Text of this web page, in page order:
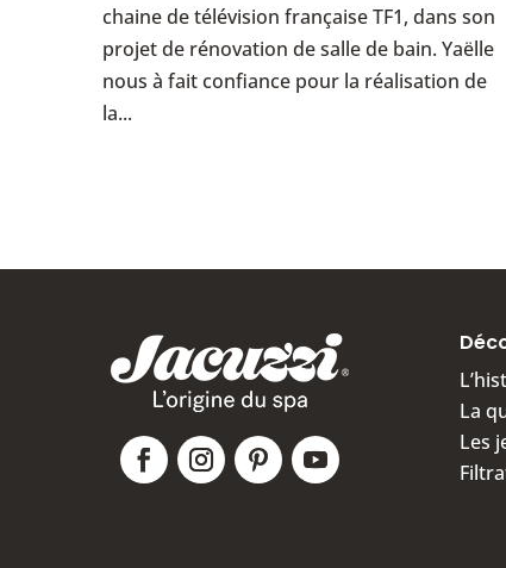
chaine de télévision française TF1, dans son
projet de rénovation de salle de bain. Yaëlle
nous à fait confiance pour la réalisation de
la...
La
Les